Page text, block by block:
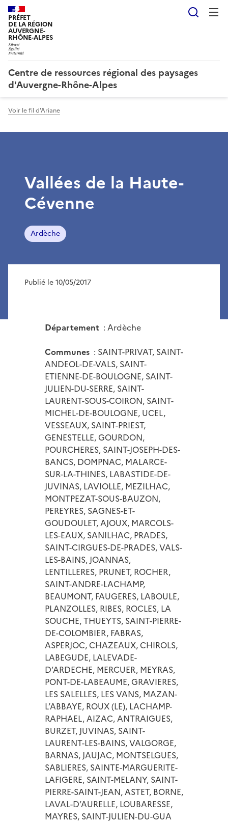
PRÉFET
DE LA RÉGION
AUVERGNE-
RHÔNE-ALPES
Centre de ressources régional des paysages
d'Auvergne-Rhône-Alpes
Voir le fil d'Ariane
Vallées de la Haute-
Cévenne
Ardèche
Publié le 10/05/2017
Département : Ardèche
Communes : SAINT-PRIVAT, SAINT-
ANDEOL-DE-VALS, SAINT-
ETIENNE-DE-BOULOGNE, SAINT-
JULIEN-DU-SERRE, SAINT-
LAURENT-SOUS-COIRON, SAINT-
MICHEL-DE-BOULOGNE, UCEL,
VESSEAUX, SAINT-PRIEST,
GENESTELLE, GOURDON,
POURCHERES, SAINT-JOSEPH-DES-
BANCS, DOMPNAC, MALARCE-
SUR-LA-THINES, LABASTIDE-DE-
JUVINAS, LAVIOLLE, MEZILHAC,
MONTPEZAT-SOUS-BAUZON,
PEREYRES, SAGNES-ET-
GOUDOULET, AJOUX, MARCOLS-
LES-EAUX, SANILHAC, PRADES,
SAINT-CIRGUES-DE-PRADES, VALS-
LES-BAINS, JOANNAS,
LENTILLERES, PRUNET, ROCHER,
SAINT-ANDRE-LACHAMP,
BEAUMONT, FAUGERES, LABOULE,
PLANZOLLES, RIBES, ROCLES, LA
SOUCHE, THUEYTS, SAINT-PIERRE-
DE-COLOMBIER, FABRAS,
ASPERJOC, CHAZEAUX, CHIROLS,
LABEGUDE, LALEVADE-
D’ARDECHE, MERCUER, MEYRAS,
PONT-DE-LABEAUME, GRAVIERES,
LES SALELLES, LES VANS, MAZAN-
L’ABBAYE, ROUX (LE), LACHAMP-
RAPHAEL, AIZAC, ANTRAIGUES,
BURZET, JUVINAS, SAINT-
LAURENT-LES-BAINS, VALGORGE,
BARNAS, JAUJAC, MONTSELGUES,
SABLIERES, SAINTE-MARGUERITE-
LAFIGERE, SAINT-MELANY, SAINT-
PIERRE-SAINT-JEAN, ASTET, BORNE,
LAVAL-D’AURELLE, LOUBARESSE,
MAYRES, SAINT-JULIEN-DU-GUA